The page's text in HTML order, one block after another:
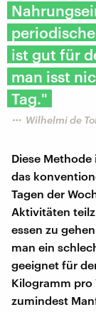
ist gut für
man isst
Tag."
Wilhelmi de
Diese
das
Tagen der
Aktivitäten
essen zu
man ein
geeignet für
Kilogramm pro
zumindest